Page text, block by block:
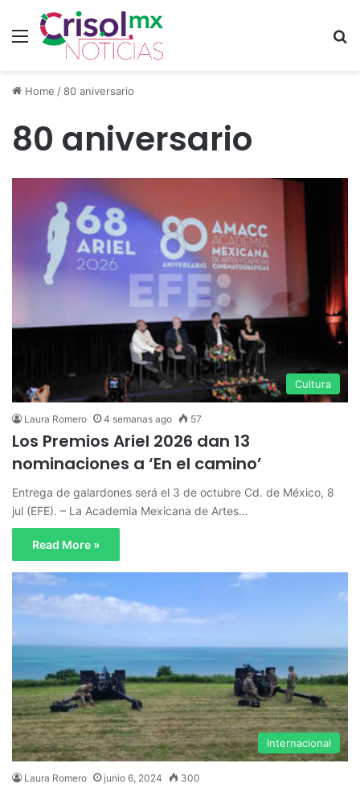
Menu
Home /80 aniversario
80 aniversario
Cultura
Laura Romero 4 semanas ago 57
Los Premios Ariel 2026 dan 13
nominaciones a ‘En el camino’
Entrega de galardones será el 3 de octubre Cd. de México, 8
jul (EFE). – La Academia Mexicana de Artes…
Read More »
Internacional
Laura Romero junio 6, 2024 300